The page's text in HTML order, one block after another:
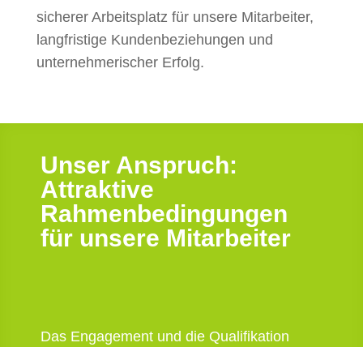
sicherer Arbeitsplatz für unsere Mitarbeiter,
langfristige Kundenbeziehungen und
unternehmerischer Erfolg.
Unser Anspruch:
Attraktive
Rahmenbedingungen
für unsere Mitarbeiter
Das Engagement und die Qualifikation